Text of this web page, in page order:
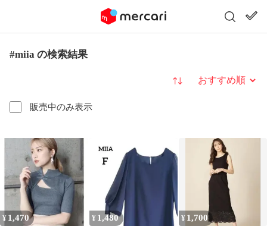
#miia の検索結果
販売中のみ表示
並び替え
¥ 1,470 ¥ 1,480 ¥ 1,700